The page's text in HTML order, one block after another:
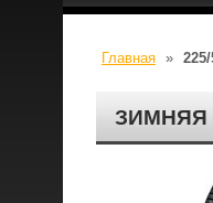
Главная »
ЗИМНЯЯ